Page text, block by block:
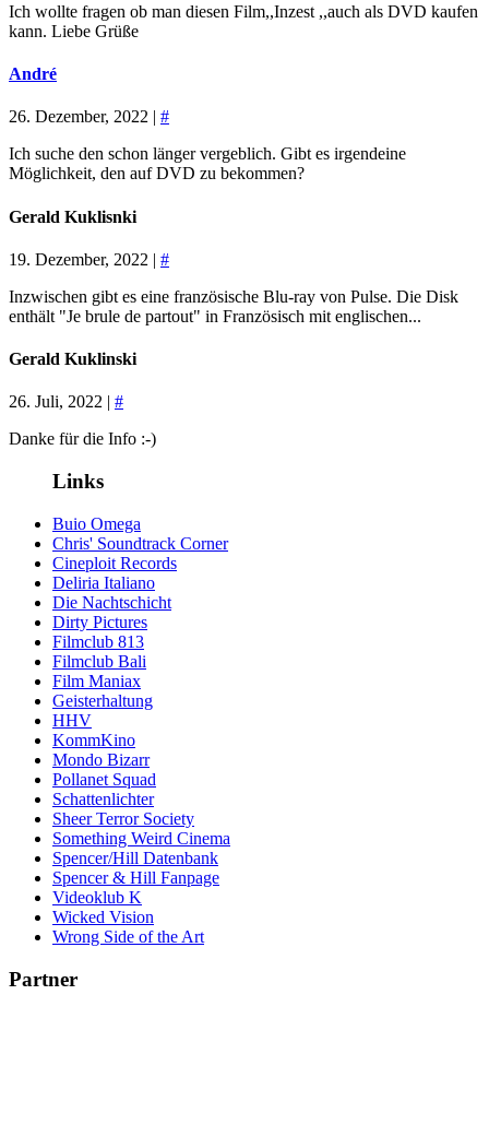
Ich wollte fragen ob man diesen Film,,Inzest ,,auch als DVD kaufen
kann. Liebe Grüße
André
26. Dezember, 2022 | #
Ich suche den schon länger vergeblich. Gibt es irgendeine
Möglichkeit, den auf DVD zu bekommen?
Gerald Kuklisnki
19. Dezember, 2022 | #
Inzwischen gibt es eine französische Blu-ray von Pulse. Die Disk
enthält "Je brule de partout" in Französisch mit englischen...
Gerald Kuklinski
26. Juli, 2022 | #
Danke für die Info :-)
Links
Buio Omega
Chris' Soundtrack Corner
Cineploit Records
Deliria Italiano
Die Nachtschicht
Dirty Pictures
Filmclub 813
Filmclub Bali
Film Maniax
Geisterhaltung
HHV
KommKino
Mondo Bizarr
Pollanet Squad
Schattenlichter
Sheer Terror Society
Something Weird Cinema
Spencer/Hill Datenbank
Spencer & Hill Fanpage
Videoklub K
Wicked Vision
Wrong Side of the Art
Partner